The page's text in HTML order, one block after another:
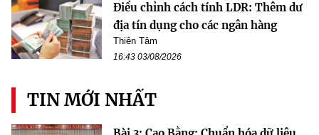
Điều chỉnh cách tính LDR: Thêm dư
địa tín dụng cho các ngân hàng
Thiên Tâm
16:43 03/08/2026
TIN MỚI NHẤT